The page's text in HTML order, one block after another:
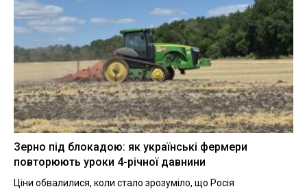
Зерно під блокадою: як українські фермери
повторюють уроки 4-річної давнини
Ціни обвалилися, коли стало зрозуміло, що Росія